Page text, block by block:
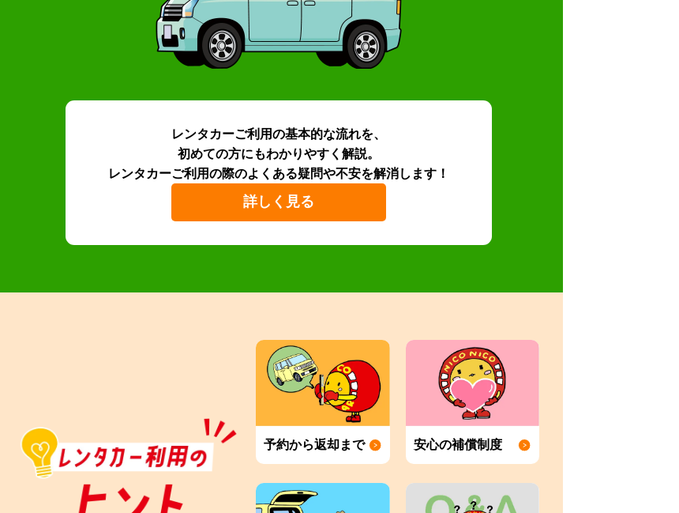
レンタカーご利用の基本的な流れを、
初めての方にもわかりやすく解説。
レンタカーご利用の際のよくある疑問や不安を解消します！
詳しく見る
予約から返却まで 安心の補償制度